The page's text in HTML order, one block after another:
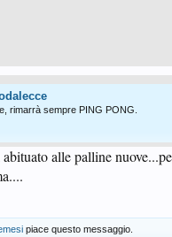
rimarrà sempre PING PONG.
alle palline
piace questo messaggio.